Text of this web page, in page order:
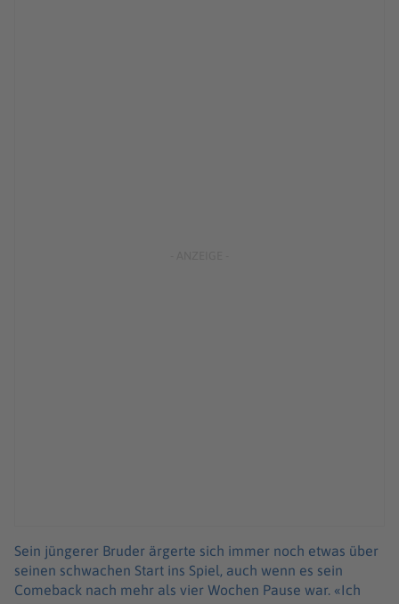
Sein jüngerer Bruder ärgerte sich immer noch etwas über
seinen schwachen Start ins Spiel, auch wenn es sein
Comeback nach mehr als vier Wochen Pause war. «Ich